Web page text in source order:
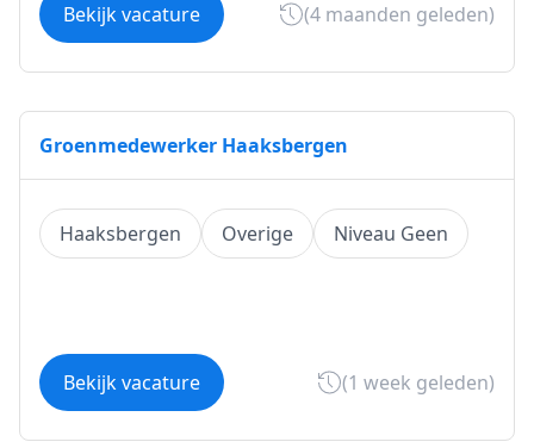
Bekijk vacature (4 maanden geleden)
Groenmedewerker Haaksbergen
Haaksbergen Overige Niveau Geen
Bekijk vacature (1 week geleden)